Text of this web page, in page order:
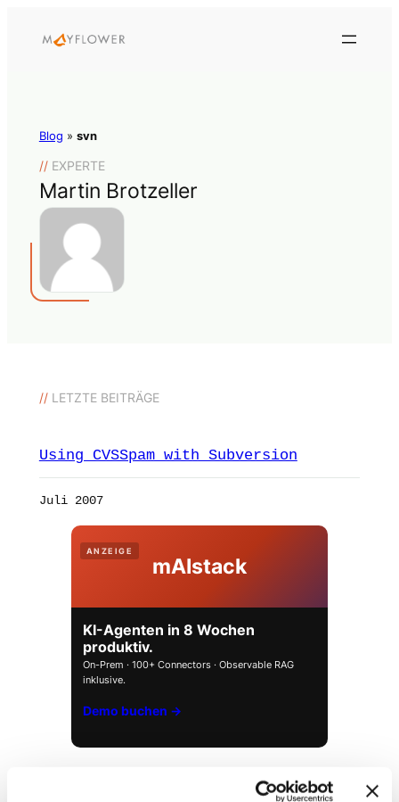
Blog » svn
//EXPERTE
Martin Brotzeller
//LETZTE BEITRÄGE
Using CVSSpam with Subversion
Juli 2007
ANZEIGE
mAIstack
KI-Agenten in 8 Wochen
produktiv.
On-Prem · 100+ Connectors · Observable RAG
inklusive.
Demo buchen →